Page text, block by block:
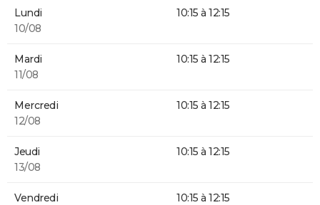
Lundi
10/08
10:15 à 12:15
Mardi
11/08
10:15 à 12:15
Mercredi
12/08
10:15 à 12:15
Jeudi
13/08
10:15 à 12:15
Vendredi
10:15 à 12:15